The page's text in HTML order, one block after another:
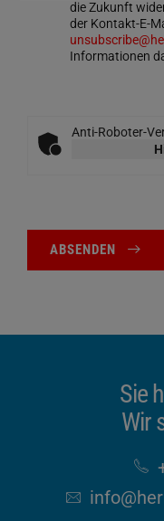
die Zukunft
der Kontakt-E-
Informationen
Anti-Roboter-
ABSENDEN
Sie
Wir